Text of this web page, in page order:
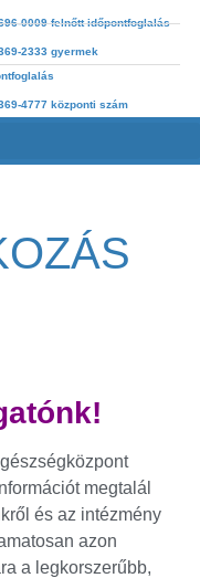
0009 felnőtt időpontfoglalás
2333 gyermek
4777 központi szám
megtalál
és az intézmény
azon
a legkorszerűbb,